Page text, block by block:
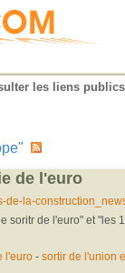
les liens publics
de l'euro
de-la-
soritr de l'euro" et "les
l'euro- sortir de l'union